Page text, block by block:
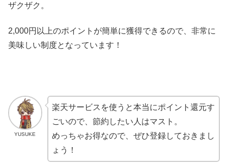
ザクザク。
2,000円以上のポイントが簡単に獲得できるので、非常に
美味しい制度となっています！
YUSUKE
楽天サービスを使うと本当にポイント還元す
ごいので、節約したい人はマスト。
めっちゃお得なので、ぜひ登録しておきまし
ょう！